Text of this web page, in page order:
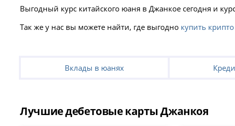
Выгодный курс китайского юаня в Джанкое сегодня и
Так же у нас вы можете найти, где выгодно купить
Вклады в юанях
Лучшие дебетовые карты Джанкоя